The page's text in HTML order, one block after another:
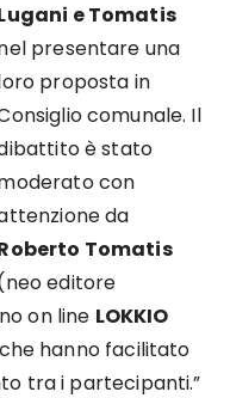
e Tomatis
presentare una
proposta in
comunale. Il
è stato
con
da
Tomatis
editore
on line LOKKIO
che hanno facilitato
tra i partecipanti.”